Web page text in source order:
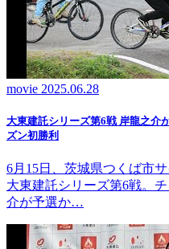
movie 2025.06.28
大東建託シリーズ第6戦 岸龍之介
ズン初勝利
6月15日、茨城県つくば市
大東建託シリーズ第6戦。
介が予選か…